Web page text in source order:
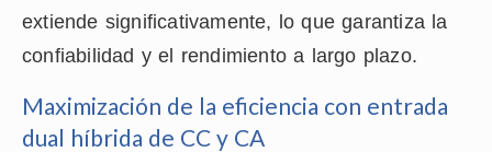
extiende significativamente, lo que garantiza la
confiabilidad y el rendimiento a largo plazo.
Maximización de la eficiencia con entrada
dual híbrida de CC y CA